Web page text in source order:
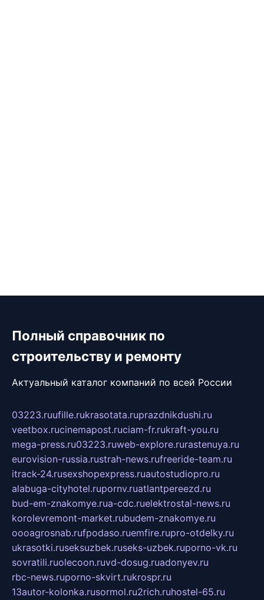
Полный справочник по
строительству и ремонту
Актуальный каталог компаний по всей России
03223.ruufille.rukrasotata.ruprazdnikdushi.ru
veetbox.rucinemapost.ruciam-fr.rukraft-you.ru
mega-press.ru03223.ruweb-explore.rurastenuya.ru
eurovision-russia.rustrah-news.rufreeride-team.ru
itrack-24.rusexshopexpress.ruautostudiopro.ru
alabuga-cityhotel.rupornv.ruatlantpereezd.ru
bud-em-znakomye.rua-cdc.ruelektrostal-news.ru
korolevremont-market.rubudem-znakomye.ru
oooagrosnab.rufpodaso.ruemfire.rupro-otdelky.ru
ukrasotki.ruseksuzbek.ruseks-uzbek.ruporno-vk.ru
sovratili.ruolecoon.ruvd-dosug.ruadonyev.ru
rbc-news.ruporno-skvirt.rukrospr.ru
13autor-kolonka.rusormol.ru2rich.ruhostel-65.ru